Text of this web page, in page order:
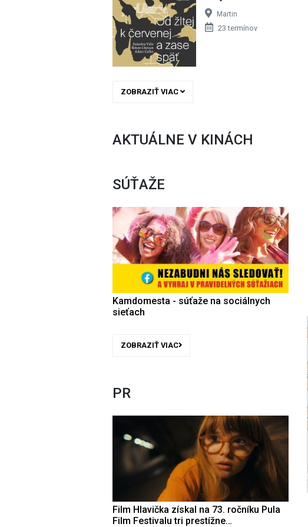
Martin
23 termínov
ZOBRAZIŤ VIAC
AKTUÁLNE V KINÁCH
SÚŤAŽE
Kamdomesta - súťaže na sociálnych
sieťach
ZOBRAZIŤ VIAC
PR
Film Hlavička získal na 73. ročníku Pula
Film Festivalu tri prestížne…